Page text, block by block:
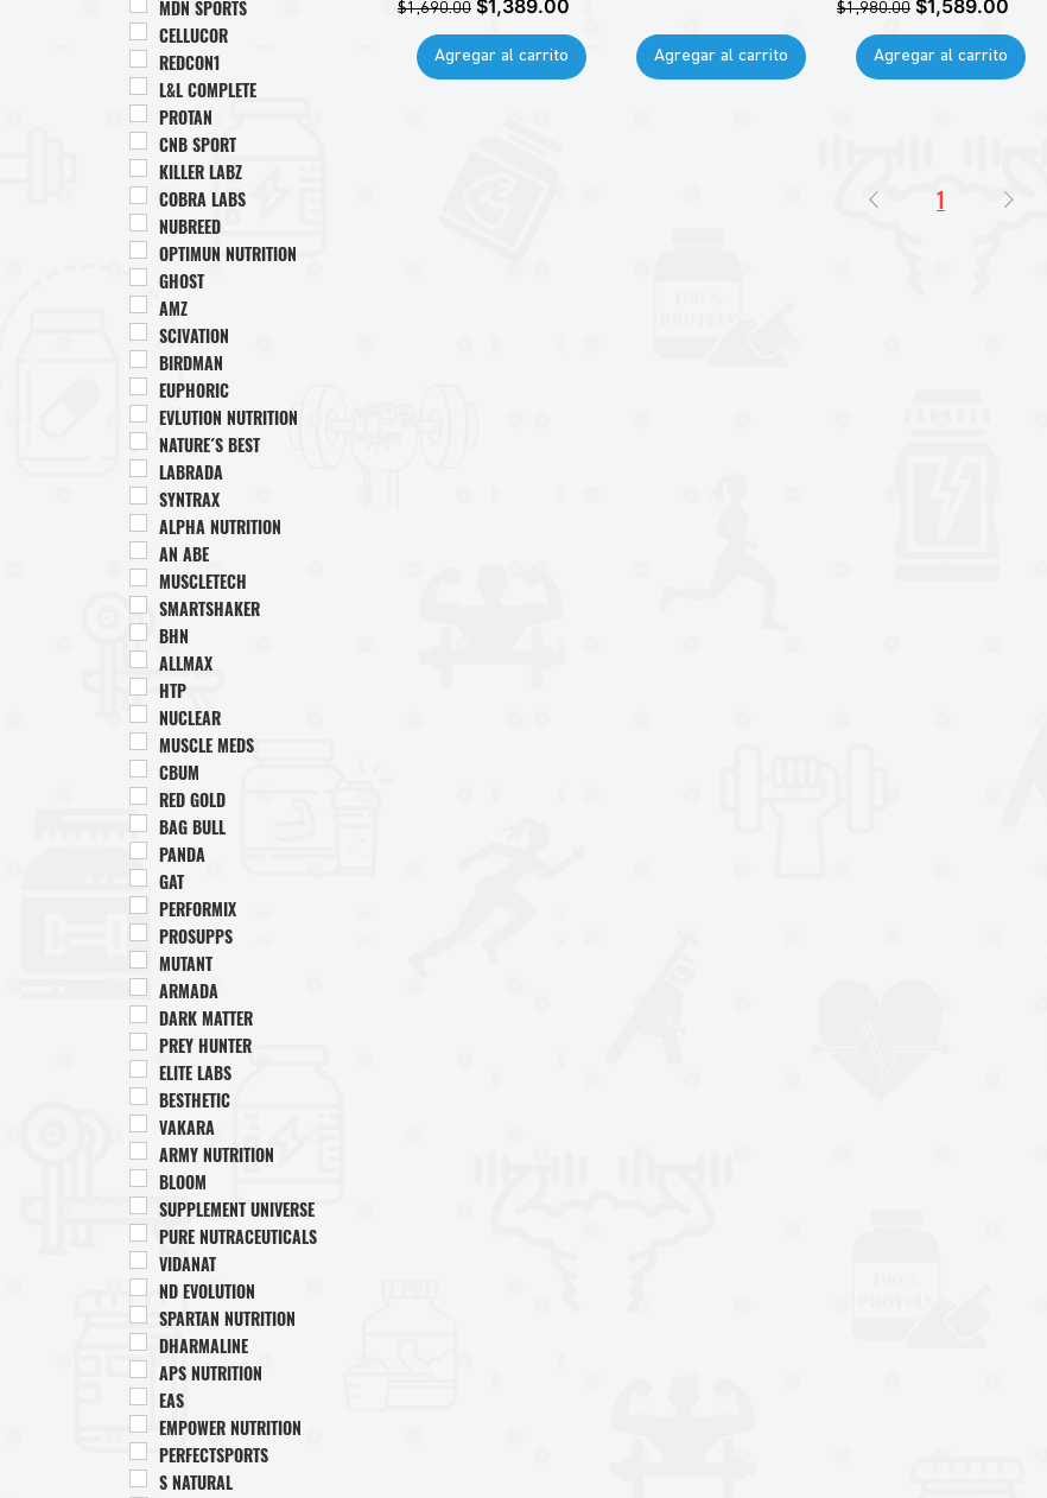
MDN SPORTS
CELLUCOR
REDCON1
L&L COMPLETE
PROTAN
CNB SPORT
KILLER LABZ
COBRA LABS
NUBREED
OPTIMUN NUTRITION
GHOST
AMZ
SCIVATION
BIRDMAN
EUPHORIC
EVLUTION NUTRITION
NATURE´S BEST
LABRADA
SYNTRAX
ALPHA NUTRITION
AN ABE
MUSCLETECH
SMARTSHAKER
BHN
ALLMAX
HTP
NUCLEAR
MUSCLE MEDS
CBUM
RED GOLD
BAG BULL
PANDA
GAT
PERFORMIX
PROSUPPS
MUTANT
ARMADA
DARK MATTER
PREY HUNTER
ELITE LABS
BESTHETIC
VAKARA
ARMY NUTRITION
BLOOM
SUPPLEMENT UNIVERSE
PURE NUTRACEUTICALS
VIDANAT
ND EVOLUTION
SPARTAN NUTRITION
DHARMALINE
APS NUTRITION
EAS
EMPOWER NUTRITION
PERFECTSPORTS
S NATURAL
Precio
$1,690.00 Precio de oferta
$1,389.00
Agregar al carrito Agregar al carrito
Precio
$1,980.00 Precio de oferta
$1,589.00
Agregar al carrito
1